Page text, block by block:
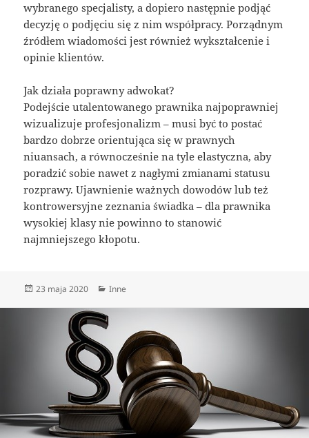
wybranego specjalisty, a dopiero następnie podjąć
decyzję o podjęciu się z nim współpracy. Porządnym
źródłem wiadomości jest również wykształcenie i
opinie klientów.
Jak działa poprawny adwokat?
Podejście utalentowanego prawnika najpoprawniej
wizualizuje profesjonalizm – musi być to postać
bardzo dobrze orientująca się w prawnych
niuansach, a równocześnie na tyle elastyczna, aby
poradzić sobie nawet z nagłymi zmianami statusu
rozprawy. Ujawnienie ważnych dowodów lub też
kontrowersyjne zeznania świadka – dla prawnika
wysokiej klasy nie powinno to stanowić
najmniejszego kłopotu.
Data
23 maja 2020 Kategorie
Inne